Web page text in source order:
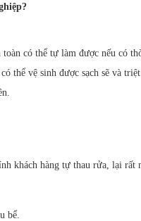
toàn có thể tự làm được nếu có
thể vệ sinh được sạch sẽ và
khách hàng tự thau rửa, lại rất
bể.